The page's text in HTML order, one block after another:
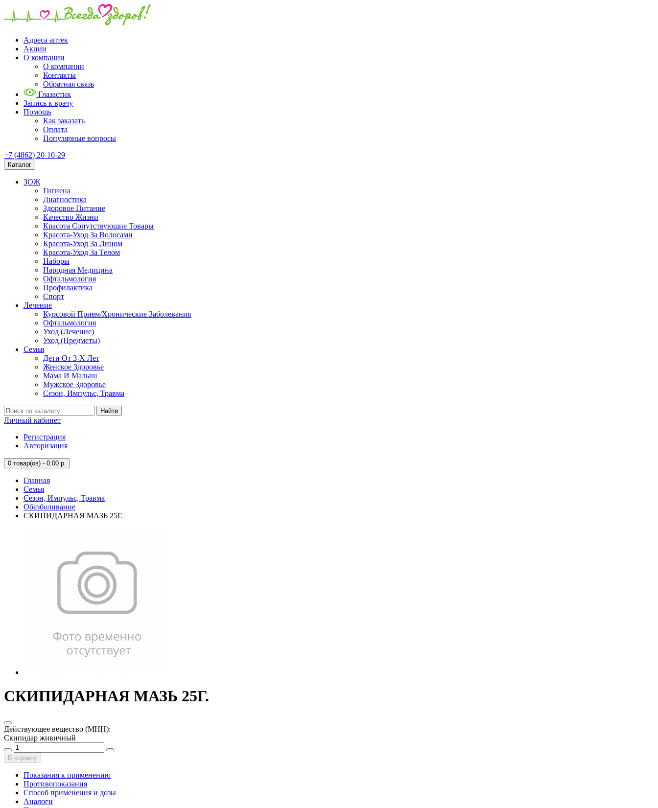
Адреса аптек
Акции
О компании
О компании
Контакты
Обратная связь
Глазастик
Запись к врачу
Помощь
Как заказать
Оплата
Популярные вопросы
+7 (4862) 20-10-29
Каталог
ЗОЖ
Гигиена
Диагностика
Здоровое Питание
Качество Жизни
Красота Сопутствующие Товары
Красота-Уход За Волосами
Красота-Уход За Лицом
Красота-Уход За Телом
Наборы
Народная Медицина
Офтальмология
Профилактика
Спорт
Лечение
Курсовой Прием/Хронические Заболевания
Офтальмология
Уход (Лечение)
Уход (Предметы)
Семья
Дети От 3-Х Лет
Женское Здоровье
Мама И Малыш
Мужское Здоровье
Сезон, Импульс, Травма
Найти
Личный кабинет
Регистрация
Авторизация
0 товар(ов) - 0.00 р.
Главная
Семья
Сезон, Импульс, Травма
Обезболивание
СКИПИДАРНАЯ МАЗЬ 25Г.
СКИПИДАРНАЯ МАЗЬ 25Г.
Действующее вещество (МНН):
Скипидар живичный
В корзину
Показания к применению
Противопоказания
Способ применения и дозы
Аналоги